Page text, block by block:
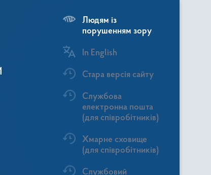
Людям із
порушенням зору
In English
Стара версія сайту
Службова
електронна пошта
(для співробітників)
Хмарне сховище
(для співробітників)
Службовий